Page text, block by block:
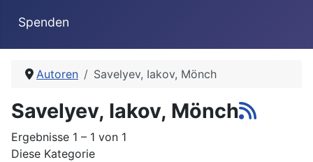
Spenden
Autoren Savelyev, Iakov, Mönch
Savelyev, Iakov, Mönch
Ergebnisse 1 – 1 von 1
Diese Kategorie